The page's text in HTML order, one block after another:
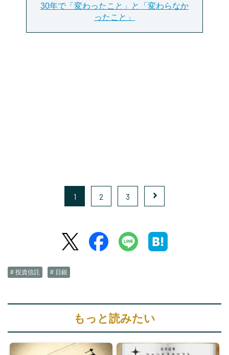
30年で「変わったこと」と「変わらなか
ったこと」
1 2 3
# 投資信託 # 日銀
もっと読みたい